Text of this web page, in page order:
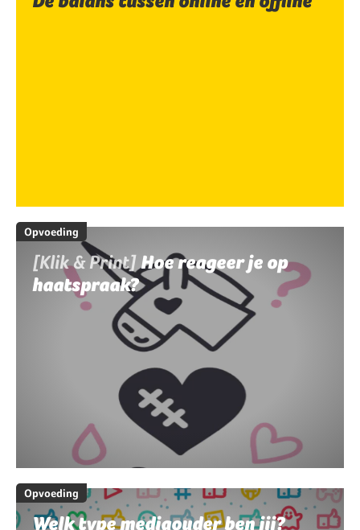
Opvoeding
[Klik & Print]Hoe reageer je op
haatspraak?
Opvoeding
Welk type mediaouder ben jij?